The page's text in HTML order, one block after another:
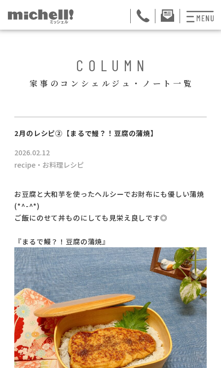
お掃除代行
ご案内
お知らせ
家事スタッフ募集
働く仲間インタビュー
お問い合わせ
COLUMN
家事のコンシェルジュ・ノート一覧
2月のレシピ②【まるで鰻？！豆腐の蒲焼】
2026.02.12
recipe・お料理レシピ
お豆腐と大和芋を使ったヘルシーでお財布にも優しい蒲焼
(*^-^*)
ご飯にのせて丼ものにしても見栄え良しです◎
『まるで鰻？！豆腐の蒲焼』